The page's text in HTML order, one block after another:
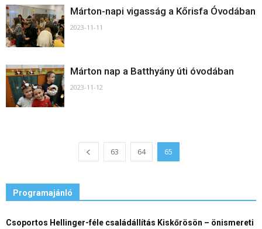
Márton-napi vigasság a Kőrisfa Óvodában
2023-11-11
Márton nap a Batthyány úti óvodában
2023-11-12
63 64 65
Programajánló
Csoportos Hellinger-féle családállítás Kiskőrösön – önismereti